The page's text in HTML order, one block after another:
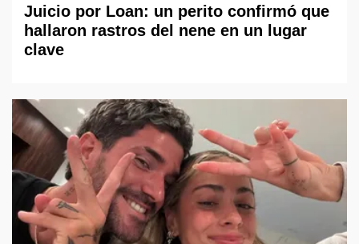
Juicio por Loan: un perito confirmó que
hallaron rastros del nene en un lugar
clave